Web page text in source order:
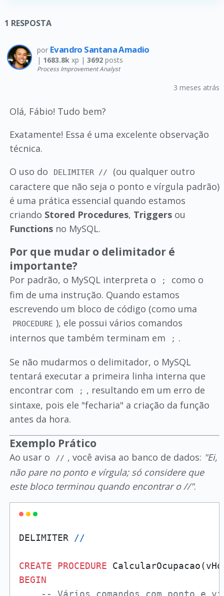
1 RESPOSTA
por Evandro Santana Amadio
| 1683.8kxp | 3692posts
Process Improvement Analyst
3 meses atrás
Olá, Fábio! Tudo bem?
Exatamente! Essa é uma excelente observação
técnica.
O uso do
DELIMITER //
(ou qualquer outro
caractere que não seja o ponto e vírgula padrão)
é uma prática essencial quando estamos
criando Stored Procedures, Triggersou
Functionsno MySQL.
Por que mudar o delimitador é
importante?
Por padrão, o MySQL interpreta o ;
como o
fim de uma instrução. Quando estamos
escrevendo um bloco de código (como uma
PROCEDURE ), ele possui vários comandos
internos que também terminam em
; .
Se não mudarmos o delimitador, o MySQL
tentará executar a primeira linha interna que
encontrar com
; , resultando em um erro de
sintaxe, pois ele "fecharia" a criação da função
antes da hora.
Exemplo Prático
Ao usar o // , você avisa ao banco de dados: "Ei,
não pare no ponto e vírgula; só considere que
este bloco terminou quando encontrar o //".
DELIMITER //
CREATE PROCEDURE
BEGIN
-- Vários comandos com ponto e